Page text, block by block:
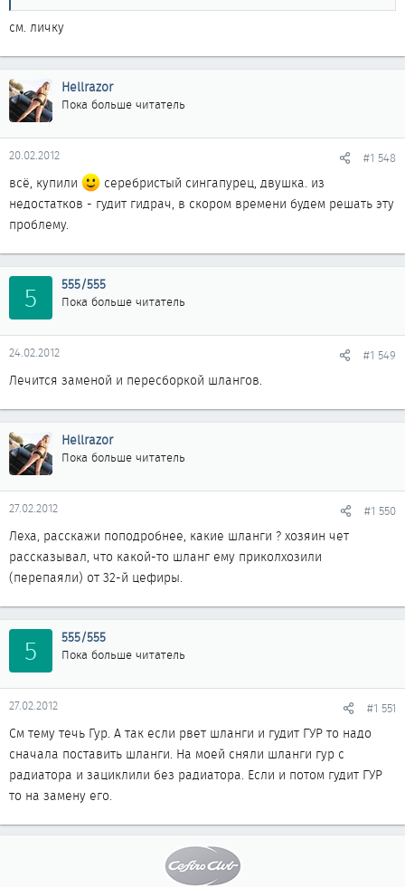
см. личку
Hellrazor
Пока больше читатель
20.02.2012 #1 548
всё, купили
серебристый сингапурец, двушка. из
недостатков - гудит гидрач, в скором времени будем решать эту
проблему.
5 555/555
Пока больше читатель
24.02.2012 #1 549
Лечится заменой и пересборкой шлангов.
Hellrazor
Пока больше читатель
27.02.2012 #1 550
Леха, расскажи поподробнее, какие шланги ? хозяин чет
рассказывал, что какой-то шланг ему приколхозили
(перепаяли) от 32-й цефиры.
5 555/555
Пока больше читатель
27.02.2012 #1 551
См тему течь Гур. А так если рвет шланги и гудит ГУР то надо
сначала поставить шланги. На моей сняли шланги гур с
радиатора и зациклили без радиатора. Если и потом гудит ГУР
то на замену его.